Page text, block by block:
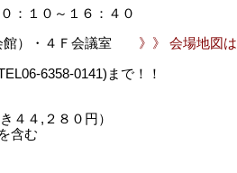
１０～１６：４０
館）・４Ｆ会議室 》》 会場地図は
6358-0141)まで！！
４４,２８０円）
含む